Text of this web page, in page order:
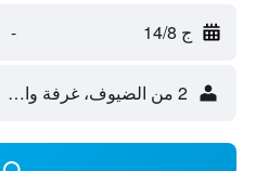
ج 14/8 -
2 من الضيوف، غرفة واحدة